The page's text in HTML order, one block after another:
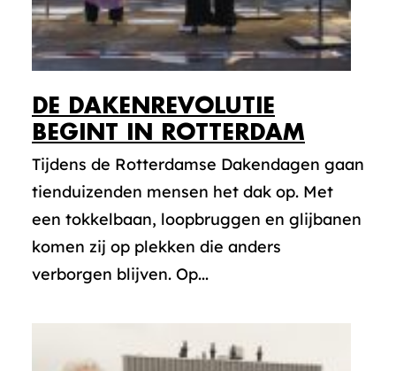
DE DAKENREVOLUTIE
BEGINT IN ROTTERDAM
Tijdens de Rotterdamse Dakendagen gaan
tienduizenden mensen het dak op. Met
een tokkelbaan, loopbruggen en glijbanen
komen zij op plekken die anders
verborgen blijven. Op...